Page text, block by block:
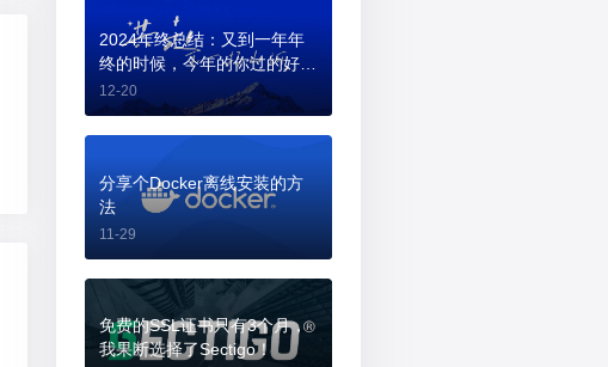
2024年终总结：又到一年年
终的时候，今年的你过的好
吗？
12-20
分享个Docker离线安装的方
法
11-29
免费的SSL证书只有3个月，
我果断选择了Sectigo！